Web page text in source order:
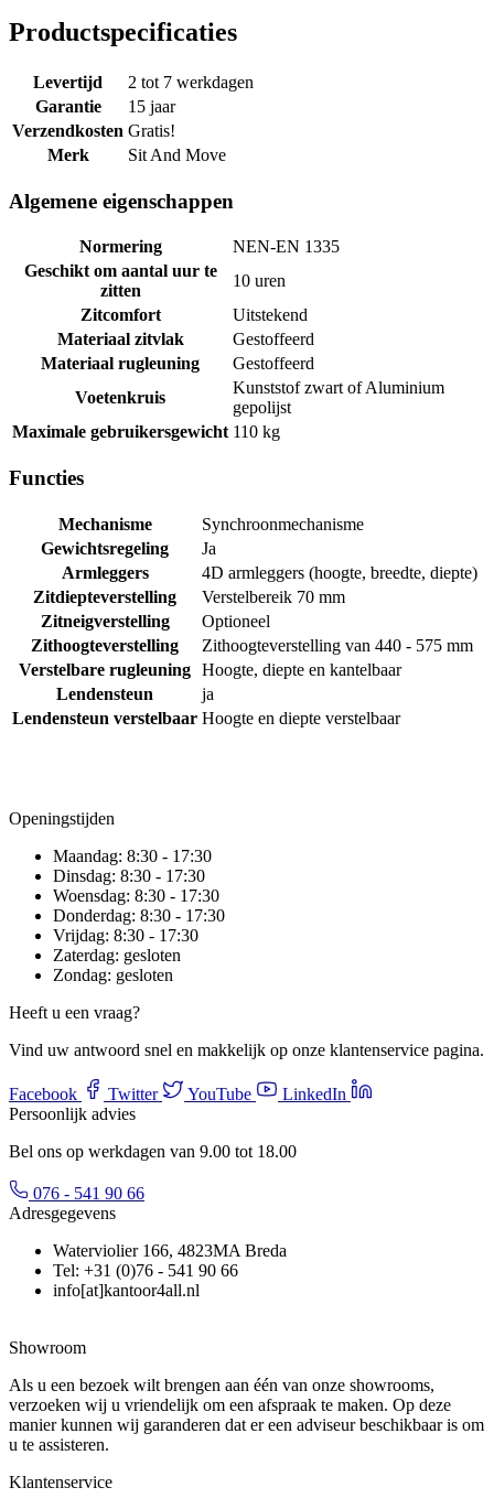
Productspecificaties
Levertijd
2 tot 7 werkdagen
Garantie
15 jaar
Verzendkosten Gratis!
Merk
Sit And Move
Algemene eigenschappen
Normering
NEN-EN 1335
Geschikt om aantal uur te
zitten
10 uren
Zitcomfort
Uitstekend
Materiaal zitvlak
Gestoffeerd
Materiaal rugleuning
Gestoffeerd
Voetenkruis
Kunststof zwart of Aluminium
gepolijst
Maximale gebruikersgewicht 110 kg
Functies
Mechanisme
Synchroonmechanisme
Gewichtsregeling
Ja
Armleggers
4D armleggers (hoogte, breedte, diepte)
Zitdiepteverstelling
Verstelbereik 70 mm
Zitneigverstelling
Optioneel
Zithoogteverstelling
Zithoogteverstelling van 440 - 575 mm
Verstelbare rugleuning Hoogte, diepte en kantelbaar
Lendensteun
ja
Lendensteun verstelbaar Hoogte en diepte verstelbaar
Openingstijden
Maandag: 8:30 - 17:30
Dinsdag: 8:30 - 17:30
Woensdag: 8:30 - 17:30
Donderdag: 8:30 - 17:30
Vrijdag: 8:30 - 17:30
Zaterdag: gesloten
Zondag: gesloten
Heeft u een vraag?
Vind uw antwoord snel en makkelijk op onze klantenservice pagina.
Facebook Twitter YouTube
LinkedIn
Persoonlijk advies
Bel ons op werkdagen van 9.00 tot 18.00
076 - 541 90 66
Adresgegevens
Waterviolier 166, 4823MA Breda
Tel: +31 (0)76 - 541 90 66
info[at]kantoor4all.nl
Showroom
Als u een bezoek wilt brengen aan één van onze showrooms,
verzoeken wij u vriendelijk om een afspraak te maken. Op deze
manier kunnen wij garanderen dat er een adviseur beschikbaar is om
u te assisteren.
Klantenservice